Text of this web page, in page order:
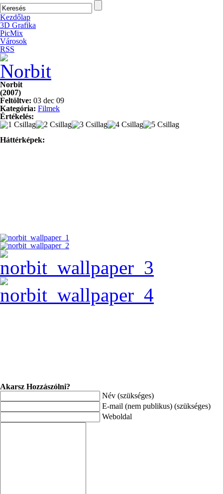
Kezdőlap
3D Grafika
PicMix
Városok
RSS
Norbit
(2007)
Feltöltve: 03 dec 09
Kategória: Filmek
Értékelés:
Háttérképek:
Akarsz Hozzászólni?
Név (szükséges)
E-mail (nem publikus) (szükséges)
Weboldal